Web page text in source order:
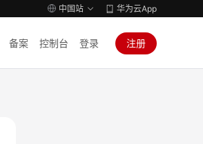
中国站 华为云App
备案 控制台 登录 注册